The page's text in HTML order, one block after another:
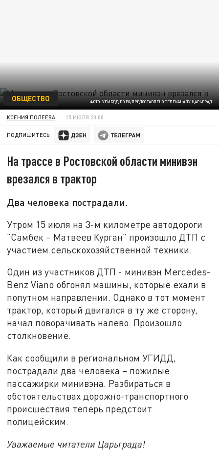
ФОТО: УГИБДД ПО РО/ПРЕДОСТАВЛЕНО ТЕЛЕКАНАЛУ ЦАРЬГРАД
ОБЩЕСТВО
КСЕНИЯ ПОЛЕЕВА 15 ИЮЛЯ 20:00
ПОДПИШИТЕСЬ:
На трассе в Ростовской области минивэн
врезался в трактор
Два человека пострадали.
Утром 15 июля на 3-м километре автодороги
"Самбек – Матвеев Курган" произошло ДТП с
участием сельскохозяйственной техники.
Один из участников ДТП - минивэн Mercedes-
Benz Viano обгонял машины, которые ехали в
попутном направлении. Однако в тот момент
трактор, который двигался в ту же сторону,
начал поворачивать налево. Произошло
столкновение.
Как сообщили в региональном УГИДД,
пострадали два человека – пожилые
пассажирки минивэна. Разбираться в
обстоятельствах дорожно-транспортного
происшествия теперь предстоит
полицейским.
Уважаемые читатели Царьграда!